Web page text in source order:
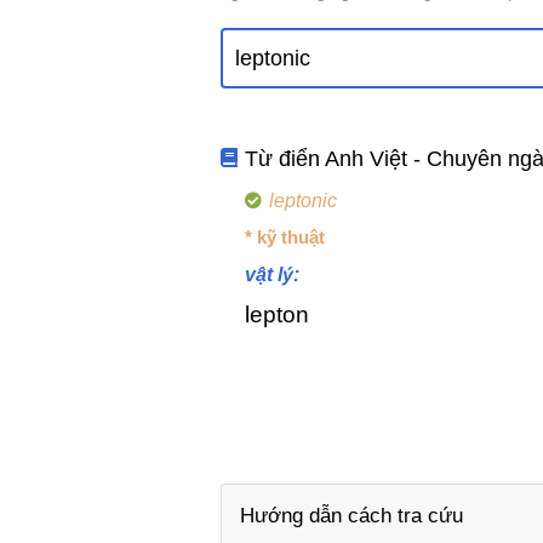
Từ điển Anh Việt - Chuyên
leptonic
* kỹ thuật
vật lý:
lepton
Hướng dẫn cách tra cứu